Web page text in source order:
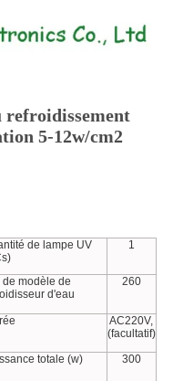
refroidissement
5-12w/cm2
de lampe UV
1
de modèle de
d'eau
260
AC220V,
(facultatif)
totale (w) 300